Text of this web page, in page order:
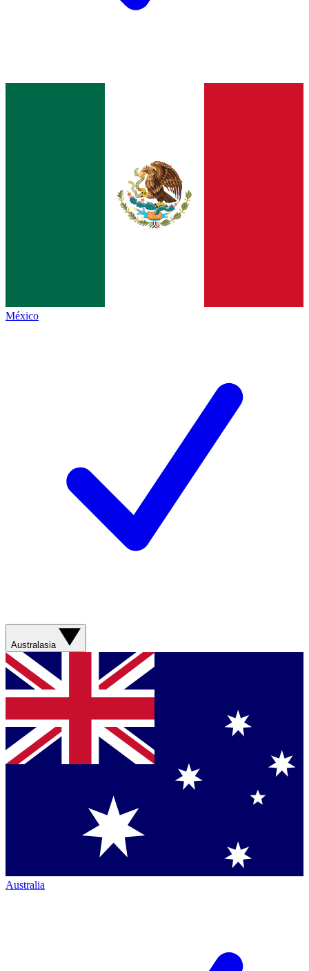
México
Australasia
Australia